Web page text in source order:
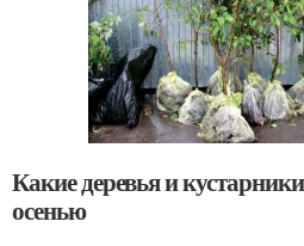
Какие деревья и
осенью